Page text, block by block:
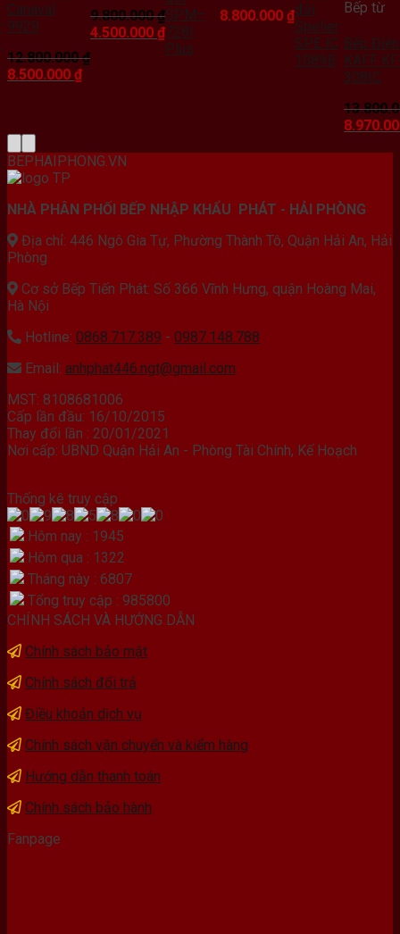
Canaval
9929
12.800.000₫
Giá
8.500.000 ₫Giá
9.800.000₫
Giá
gốc
là:
4.500.000 ₫Giá
hiện
SPM–
728I
Plus
8.800.000 ₫đôi
Spelier
SPE IC
1089B
Bếp từ
Bếp
KAFF
308IC
Giá
là:
₫.
BEPHAIPHONG.VN
NHÀ PHÂN PHỐI BẾP NHẬP KHẨU PHÁT - HẢI PHÒNG
Địa chỉ: 446 Ngô Gia Tự, Phường Thành Tô, Quận Hải An, Hải
Phòng
Cơ sở Bếp Tiến Phát: Số 366 Vĩnh Hưng, quận Hoàng Mai,
Hà Nội
Hotline: 0868.717.389 - 0987.148.788
Email: anhphat446.ngt@gmail.com
MST: 8108681006
Cấp lần đầu: 16/10/2015
Thay đổi lần : 20/01/2021
Nơi cấp: UBND Quận Hải An - Phòng Tài Chính, Kế Hoạch
Thống kê truy cập
Hôm nay : 1945
Hôm qua : 1322
Tháng này : 6807
Tổng truy cập : 985800
CHÍNH SÁCH VÀ HƯỚNG DẪN
Chính sách bảo mật
Chính sách đổi trả
Điều khoản dịch vụ
Chính sách vận chuyển và kiểm hàng
Hướng dẫn thanh toán
Chính sách bảo hành
Fanpage